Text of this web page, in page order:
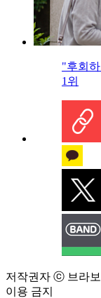
"후회
1위
저작권자 ⓒ 브라
이용 금지